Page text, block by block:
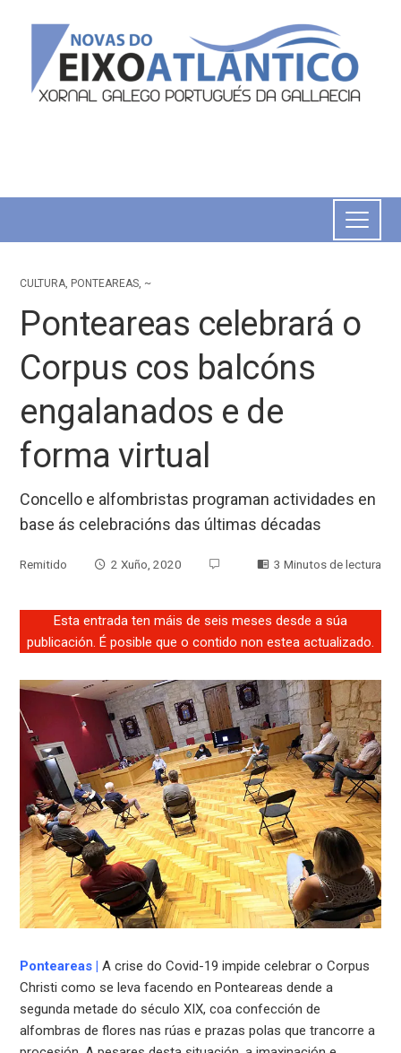
CULTURA, PONTEAREAS, ~
Ponteareas celebrará o
Corpus cos balcóns
engalanados e de
forma virtual
Concello e alfombristas programan actividades en
base ás celebracións das últimas décadas
Remitido 2 Xuño, 2020 3 Minutos de lectura
Esta entrada ten máis de seis meses desde a súa
publicación. É posible que o contido non estea actualizado.
Ponteareas | A crise do Covid-19 impide celebrar o Corpus
Christi como se leva facendo en Ponteareas dende a
segunda metade do século XIX, coa confección de
alfombras de flores nas rúas e prazas polas que trancorre a